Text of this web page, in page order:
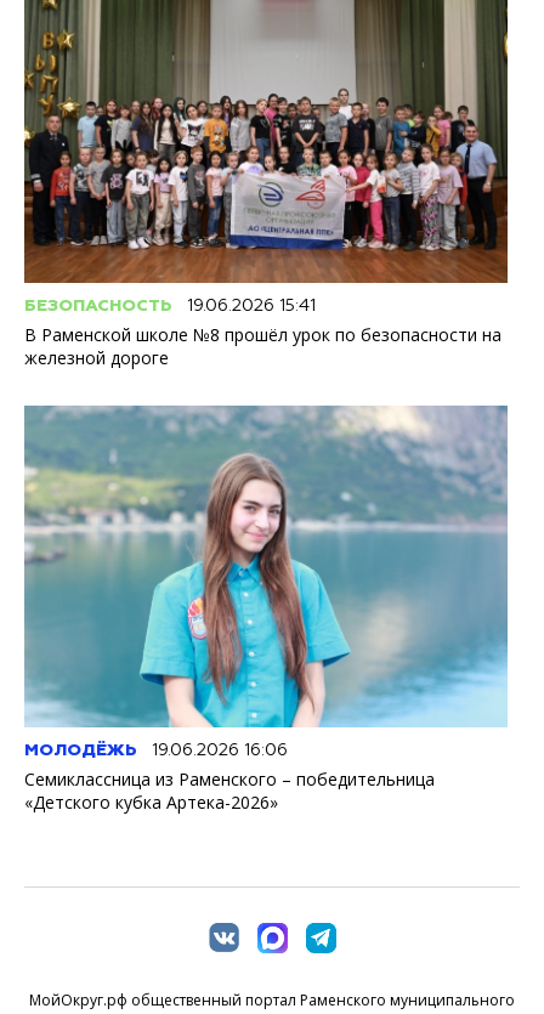
БЕЗОПАСНОСТЬ 19.06.2026 15:41
В Раменской школе №8 прошёл урок по безопасности на
железной дороге
МОЛОДЁЖЬ 19.06.2026 16:06
Семиклассница из Раменского – победительница
«Детского кубка Артека-2026»
МойОкруг.рф общественный портал Раменского муниципального